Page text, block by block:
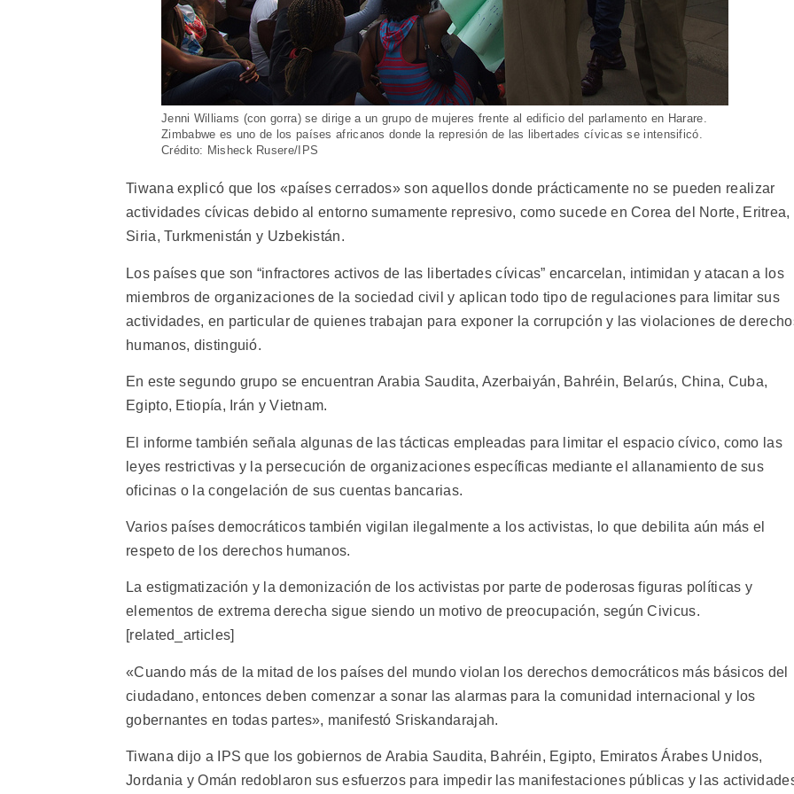
Jenni Williams (con gorra) se dirige a un grupo de mujeres frente al edificio del parlamento en Harare.
Zimbabwe es uno de los países africanos donde la represión de las libertades cívicas se intensificó.
Crédito: Misheck Rusere/IPS
Tiwana explicó que los «países cerrados» son aquellos donde prácticamente no se pueden realizar
actividades cívicas debido al entorno sumamente represivo, como sucede en Corea del Norte, Eritrea,
Siria, Turkmenistán y Uzbekistán.
Los países que son “infractores activos de las libertades cívicas” encarcelan, intimidan y atacan a los
miembros de organizaciones de la sociedad civil y aplican todo tipo de regulaciones para limitar sus
actividades, en particular de quienes trabajan para exponer la corrupción y las violaciones de
humanos, distinguió.
En este segundo grupo se encuentran Arabia Saudita, Azerbaiyán, Bahréin, Belarús, China, Cuba,
Egipto, Etiopía, Irán y Vietnam.
El informe también señala algunas de las tácticas empleadas para limitar el espacio cívico, como las
leyes restrictivas y la persecución de organizaciones específicas mediante el allanamiento de sus
oficinas o la congelación de sus cuentas bancarias.
Varios países democráticos también vigilan ilegalmente a los activistas, lo que debilita aún más el
respeto de los derechos humanos.
La estigmatización y la demonización de los activistas por parte de poderosas figuras políticas y
elementos de extrema derecha sigue siendo un motivo de preocupación, según Civicus.
[related_articles]
«Cuando más de la mitad de los países del mundo violan los derechos democráticos más básicos del
ciudadano, entonces deben comenzar a sonar las alarmas para la comunidad internacional y los
gobernantes en todas partes», manifestó Sriskandarajah.
Tiwana dijo a IPS que los gobiernos de Arabia Saudita, Bahréin, Egipto, Emiratos Árabes Unidos,
Jordania y Omán redoblaron sus esfuerzos para impedir las manifestaciones públicas y las